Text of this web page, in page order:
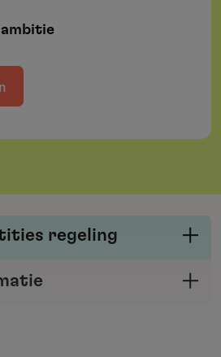
ambitie
regeling